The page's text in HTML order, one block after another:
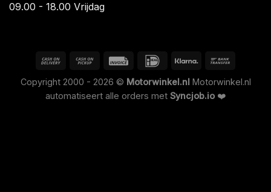
09.00 - 18.00 Vrijdag
Copyright 2000 - 2026 © Motorwinkel.nl Motorwinkel.nl
automatiseert alle orders met Syncjob.io ❤️